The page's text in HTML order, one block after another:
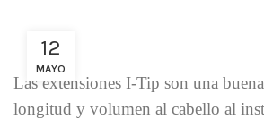
12
MAYO
Las extensiones I-Tip son una
longitud y volumen al cabello al